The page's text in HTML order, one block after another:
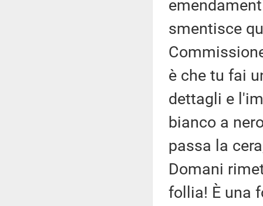
smentisce
è che tu fai
dettagli e
bianco a
passa la
Domani
follia! È una